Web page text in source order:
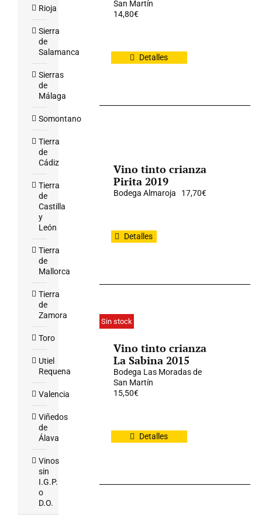
San Martín
14,80€
Detalles
Vino tinto crianza
Pirita 2019
Bodega Almaroja 17,70€
Detalles
Sin stock
Vino tinto crianza
La Sabina 2015
Bodega Las Moradas de
San Martín
15,50€
Detalles
Rioja
Sierra
de
Salamanca
Sierras
de
Málaga
Somontano
Tierra
de
Cádiz
Tierra
de
Castilla
y
León
Tierra
de
Mallorca
Tierra
de
Zamora
Toro
Utiel
Requena
Valencia
Viñedos
de
Álava
Vinos
sin
I.G.P.
o
D.O.